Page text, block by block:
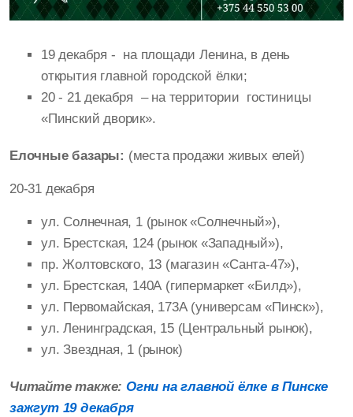
19 декабря - на площади Ленина, в день
открытия главной городской ёлки;
20 - 21 декабря – на территории гостиницы
«Пинский дворик».
Елочные базары: (места продажи живых елей)
20-31 декабря
ул. Солнечная, 1 (рынок «Солнечный»),
ул. Брестская, 124 (рынок «Западный»),
пр. Жолтовского, 13 (магазин «Санта-47»),
ул. Брестская, 140А (гипермаркет «Билд»),
ул. Первомайская, 173А (универсам «Пинск»),
ул. Ленинградская, 15 (Центральный рынок),
ул. Звездная, 1 (рынок)
Читайте также:Огни на главной ёлке в Пинске
зажгут 19 декабря